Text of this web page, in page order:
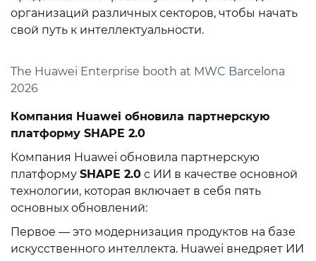
организаций различных секторов, чтобы начать
свой путь к интеллектуальности.
The Huawei Enterprise booth at MWC Barcelona
2026
Компания Huawei обновила партнерскую
платформу SHAPE 2.0
Компания Huawei обновила партнерскую
платформу SHAPE 2.0 с ИИ в качестве основной
технологии, которая включает в себя пять
основных обновлений:
Первое — это модернизация продуктов на базе
искусственного интеллекта. Huawei внедряет ИИ